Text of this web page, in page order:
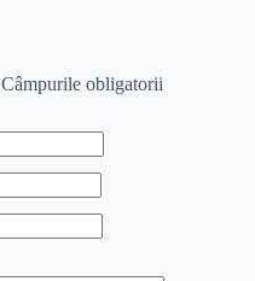
Câmpurile obligatorii